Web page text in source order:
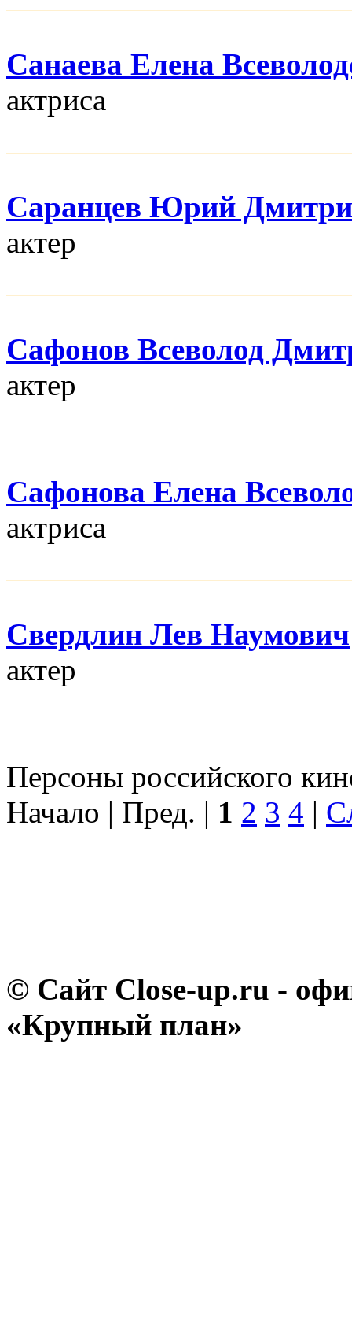
Санаева Елена
актриса
Саранцев Юрий
актер
Сафонов Всеволод
актер
Сафонова Елена
актриса
Свердлин Лев Наумович
актер
Персоны российского
Начало | Пред. | 1 2 3 4 |
© Сайт Close-up.ru -
«Крупный план»